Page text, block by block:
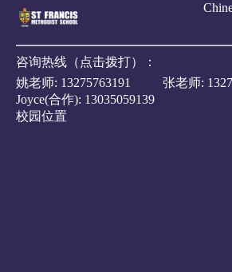
咨询热线（点击拨打）：
姚老师: 13275763191 张老师:
Joyce(合作): 13035059139
校园位置